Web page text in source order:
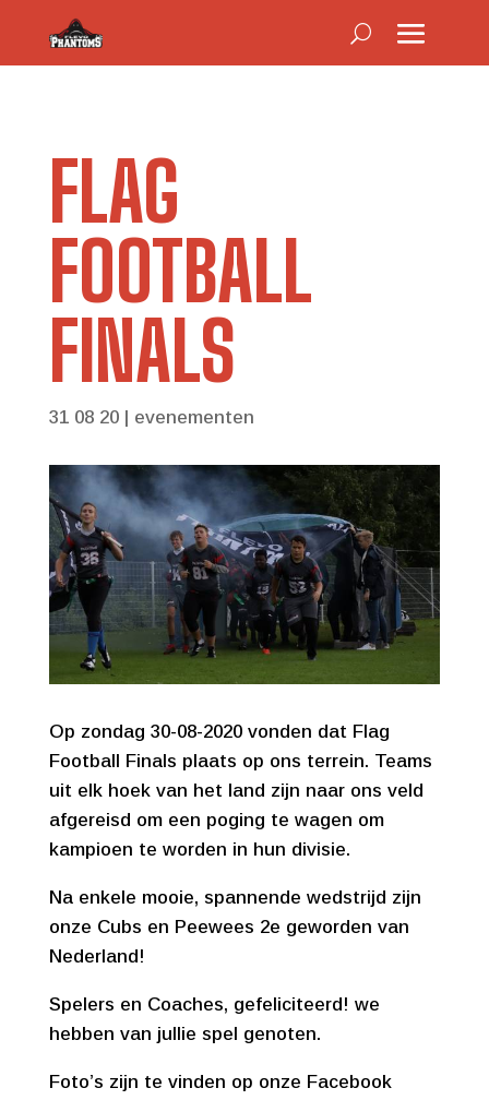
FLAG
FOOTBALL
FINALS
31 08 20| evenementen
Op zondag 30-08-2020 vonden dat Flag
Football Finals plaats op ons terrein. Teams
uit elk hoek van het land zijn naar ons veld
afgereisd om een poging te wagen om
kampioen te worden in hun divisie.
Na enkele mooie, spannende wedstrijd zijn
onze Cubs en Peewees 2e geworden van
Nederland!
Spelers en Coaches, gefeliciteerd! we
hebben van jullie spel genoten.
Foto’s zijn te vinden op onze Facebook